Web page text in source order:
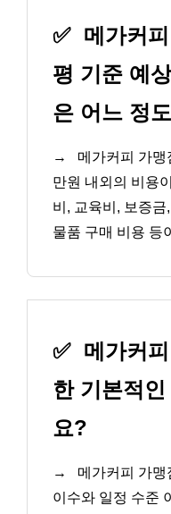
✅ 메가커
평 기준 예
은 어느 정
→
메가커피 가맹
만원 내외의 비용
비, 교육비, 보증
물품 구매 비용 등
✅ 메가커
한 기본적
요?
→
메가커피 가맹
이수와 일정 수준